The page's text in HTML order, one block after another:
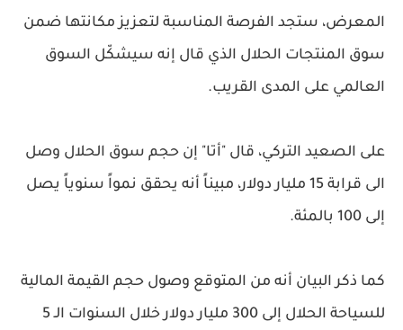
المعرض، ستجد الفرصة المناسبة لتعزيز مكانتها ضمن
سوق المنتجات الحلال الذي قال إنه سيشكّل السوق
العالمي على المدى القريب.
على الصعيد التركي، قال "أتا" إن حجم سوق الحلال وصل
الى قرابة 15 مليار دولار، مبيناً أنه يحقق نمواً سنوياً يصل
إلى 100 بالمئة.
كما ذكر البيان أنه من المتوقع وصول حجم القيمة المالية
للسياحة الحلال إلى 300 مليار دولار خلال السنوات الـ 5